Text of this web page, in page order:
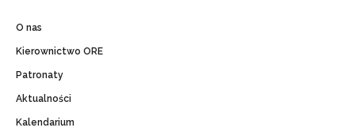
O nas
Kierownictwo ORE
Patronaty
Aktualności
Kalendarium